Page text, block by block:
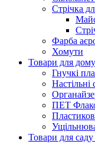
Стрічка
Фарба
Хомути
Товари для дому
Гнучкі
Настільні
ПЕТ
Товари для